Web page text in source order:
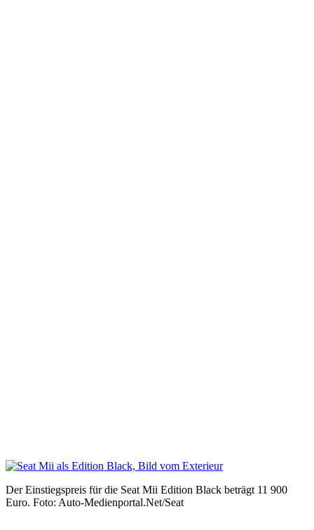
Der Einstiegspreis für die Seat Mii Edition Black beträgt 11 900
Euro. Foto: Auto-Medienportal.Net/Seat